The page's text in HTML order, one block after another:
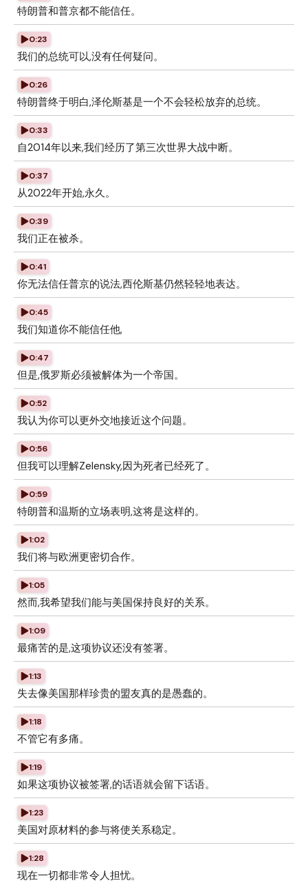
特朗普和普京都不能信任。
0:23
我们的总统可以,没有任何疑问。
0:26
特朗普终于明白,泽伦斯基是一个不会轻松放弃的总统。
0:33
自2014年以来,我们经历了第三次世界大战中断。
0:37
从2022年开始,永久。
0:39
我们正在被杀。
0:41
你无法信任普京的说法,西伦斯基仍然轻轻地表达。
0:45
我们知道你不能信任他,
0:47
但是,俄罗斯必须被解体为一个帝国。
0:52
我认为你可以更外交地接近这个问题。
0:56
但我可以理解Zelensky,因为死者已经死了。
0:59
特朗普和温斯的立场表明,这将是这样的。
1:02
我们将与欧洲更密切合作。
1:05
然而,我希望我们能与美国保持良好的关系。
1:09
最痛苦的是,这项协议还没有签署。
1:13
失去像美国那样珍贵的盟友真的是愚蠢的。
1:18
不管它有多痛。
1:19
如果这项协议被签署,的话语就会留下话语。
1:23
美国对原材料的参与将使关系稳定。
1:28
现在一切都非常令人担忧。